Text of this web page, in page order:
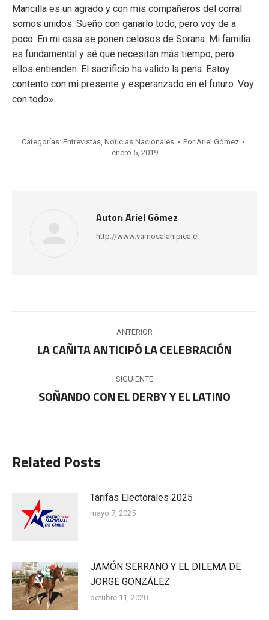
Mancilla es un agrado y con mis compañeros del corral
somos unidos. Sueño con ganarlo todo, pero voy de a
poco. En mi casa se ponen celosos de Sorana. Mi familia
es fundamental y sé que necesitan más tiempo, pero
ellos entienden. El sacrificio ha valido la pena. Estoy
contento con mi presente y esperanzado en el futuro. Voy
con todo».
Categorías: Entrevistas, Noticias Nacionales PorAriel Gómez
enero 5, 2019
Autor:Ariel Gómez
http://www.vamosalahipica.cl
entre
publicaciones
ANTERIOR
Publicación
LA CAÑITA ANTICIPÓ LA CELEBRACIÓN
SIGUIENTE
Publicación
SOÑANDO CON EL DERBY Y EL LATINO
Related Posts
Tarifas Electorales 2025
mayo 7, 2025
JAMÓN SERRANO Y EL DILEMA DE
JORGE GONZÁLEZ
octubre 11, 2020